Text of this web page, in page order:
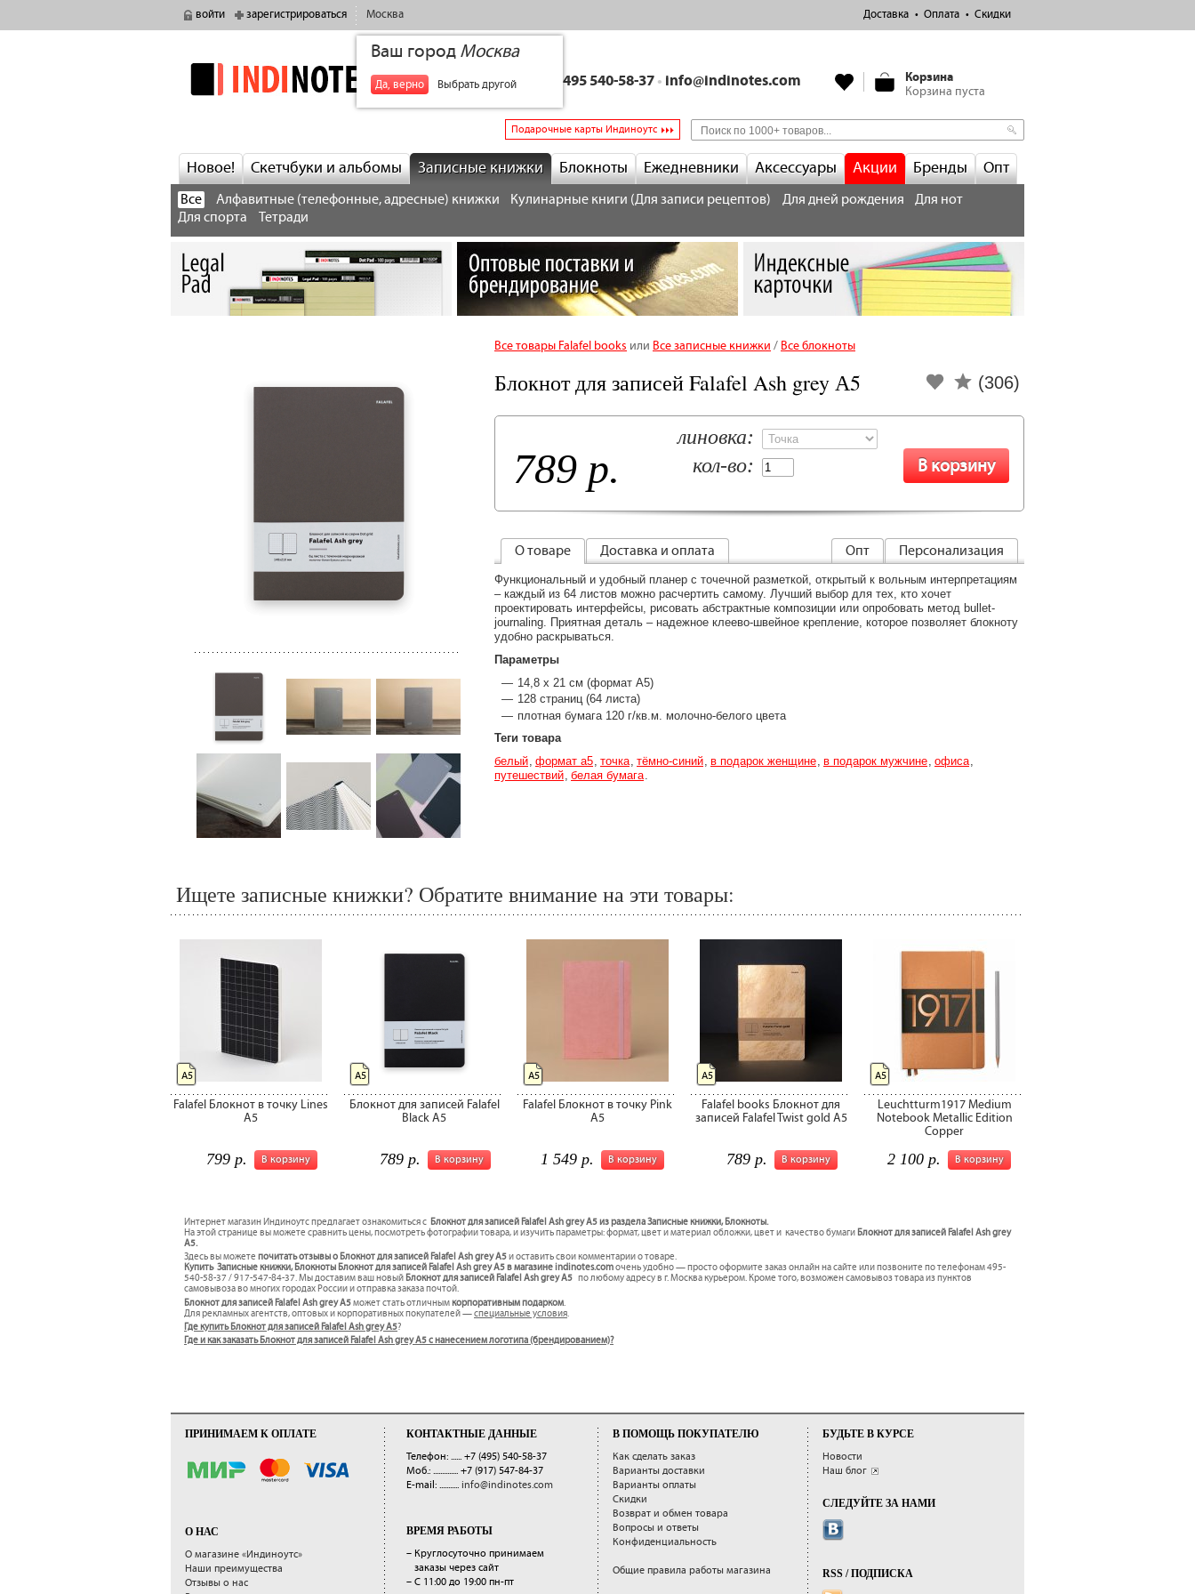
войти зарегистрироваться Москва
Ваш город Москва
Да, верно Выбрать другой
Доставка Оплата Скидки
indinotes
Корзина
Корзина пуста
+7 495 540-58-37 • info@indinotes.com
Подарочные карты Индиноутс
Новое! Скетчбуки и альбомы Записные книжки Блокноты Ежедневники Аксессуары Акции Бренды Опт
Все Алфавитные (телефонные, адресные) книжки Кулинарные книги (Для записи рецептов) Для дней рождения
Для нот
Для спорта
Тетради
Все товары Falafel books или Все записные книжки / Все блокноты
(306)
Блокнот для записей Falafel Ash grey А5
789 р.
линовка:
кол-во:
О товаре Доставка и оплата Персонализация
Опт
Функциональный и удобный планер с точечной разметкой, открытый к вольным интерпретациям
– каждый из 64 листов можно расчертить самому. Лучший выбор для тех, кто хочет
проектировать интерфейсы, рисовать абстрактные композиции или опробовать метод bullet-
journaling. Приятная деталь – надежное клеево-швейное крепление, которое позволяет блокноту
удобно раскрываться.
Параметры
14,8 х 21 см (формат А5)
128 страниц (64 листа)
плотная бумага 120 г/кв.м. молочно-белого цвета
Теги товара
белый формат а5 точка тёмно-синий в подарок женщине в подарок мужчине офиса
путешествий белая бумага
Ищете записные книжки? Обратите внимание на эти товары:
Falafel Блокнот в точку Lines
А5
В корзину
799 р.
А5
Блокнот для записей Falafel
Black А5
В корзину
789 р.
А5
Falafel Блокнот в точку Pink
А5
В корзину
1 549 р.
А5
Falafel books Блокнот для
записей Falafel Twist gold А5
В корзину
789 р.
А5
Leuchtturm1917 Medium
Notebook Metallic Edition
Copper
В корзину
2 100 р.
А5
Интернет магазин Индиноутс предлагает ознакомиться с Блокнот для записей Falafel Ash grey А5 из раздела Записные книжки, Блокноты.
На этой странице вы можете сравнить цены, посмотреть фотографии товара, и изучить параметры: формат, цвет и материал обложки, цвет и качество бумаги Блокнот для записей Falafel Ash grey
А5.
Здесь вы можете почитать отзывы о Блокнот для записей Falafel Ash grey А5и оставить свои комментарии о товаре.
Купить Записные книжки, Блокноты Блокнот для записей Falafel Ash grey А5 в магазине indinotes.comочень удобно — просто оформите заказ онлайн на сайте или позвоните по телефонам 495-
540-58-37 / 917-547-84-37. Мы доставим ваш новый Блокнот для записей Falafel Ash grey А5 по любому адресу в г. Москва курьером. Кроме того, возможен самовывоз товара из пунктов
самовывоза во многих городах России и отправка заказа почтой.
Блокнот для записей Falafel Ash grey А5может стать отличнымкорпоративным подарком.
Для рекламных агентств, оптовых и корпоративных покупателей —специальные условия.
Где купить Блокнот для записей Falafel Ash grey А5?
Где и как заказать Блокнот для записей Falafel Ash grey А5 с нанесением логотипа (брендированием)?
ПРИНИМАЕМ К ОПЛАТЕ
О НАС
О магазине «Индиноутс»
Наши преимущества
Отзывы о нас
КОНТАКТНЫЕ ДАННЫЕ
Телефон: ...... +7 (495) 540-58-37
Моб.: .............. +7 (917) 547-84-37
E-mail: ........... info@indinotes.com
ВРЕМЯ РАБОТЫ
– Круглосуточно принимаем
заказы через сайт
– С 11:00 до 19:00 пн-пт
В ПОМОЩЬ ПОКУПАТЕЛЮ
Как сделать заказ
Варианты доставки
Варианты оплаты
Скидки
Возврат и обмен товара
Вопросы и ответы
Конфиденциальность
Общие правила работы магазина
БУДЬТЕ В КУРСЕ
Новости
Наш блог
СЛЕДУЙТЕ ЗА НАМИ
RSS / ПОДПИСКА